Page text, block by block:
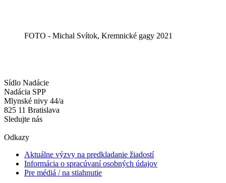
FOTO - Michal Svítok, Kremnické gagy 2021
Sídlo Nadácie
Nadácia SPP
Mlynské nivy 44/a
825 11 Bratislava
Sledujte nás
Odkazy
Aktuálne výzvy na predkladanie žiadostí
Informácia o spracúvaní osobných údajov
Pre médiá / na stiahnutie